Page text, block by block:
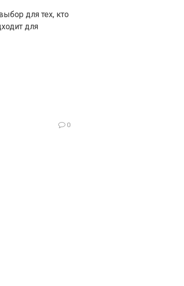
для тех, кто
для
0